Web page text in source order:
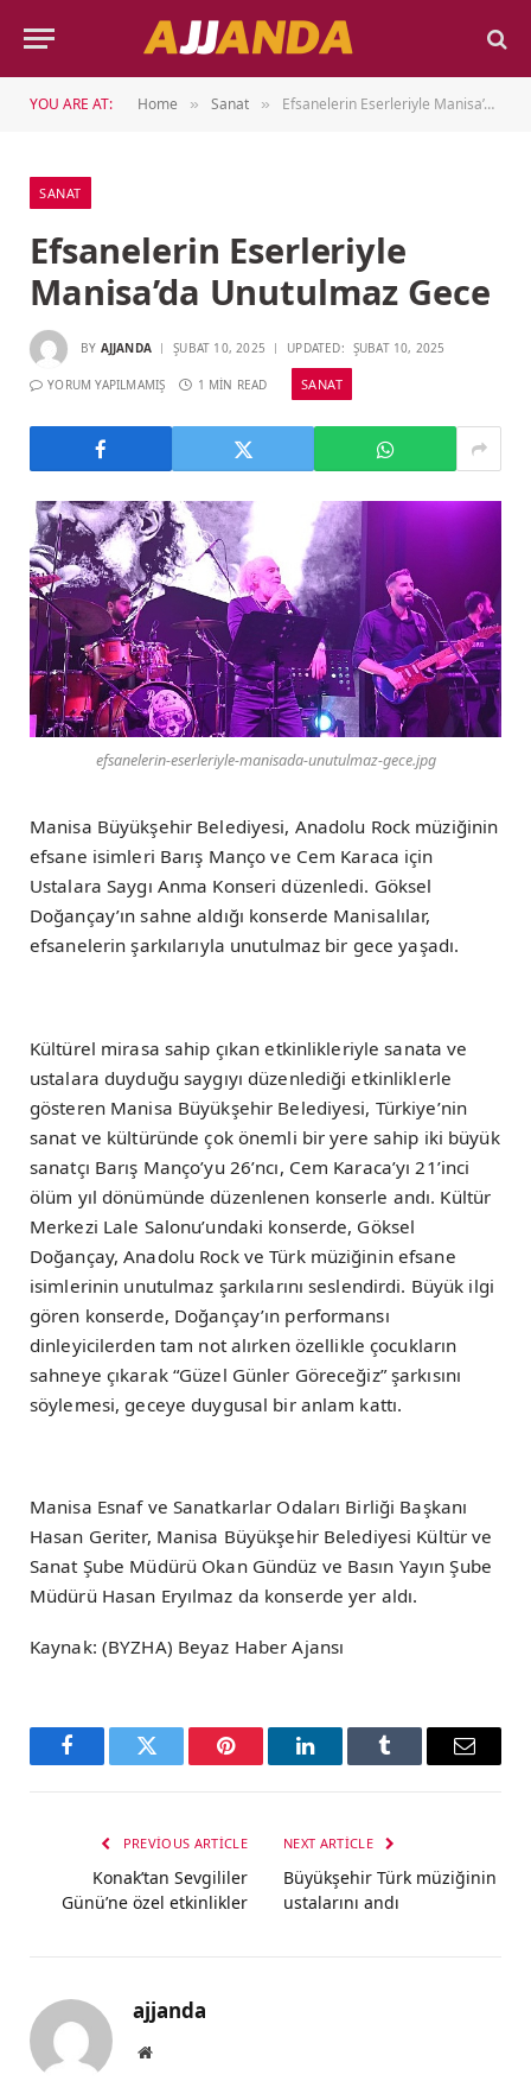
YOU ARE AT: Home » Sanat » Efsanelerin Eserleriyle Manisa’da Unutulmaz Gece
SANAT
Efsanelerin Eserleriyle
Manisa’da Unutulmaz Gece
BY AJJANDA ŞUBAT 10, 2025 UPDATED: ŞUBAT 10, 2025
YORUM YAPILMAMIŞ 1 MIN READ SANAT
efsanelerin-eserleriyle-manisada-unutulmaz-gece.jpg
Manisa Büyükşehir Belediyesi, Anadolu Rock müziğinin
efsane isimleri Barış Manço ve Cem Karaca için
Ustalara Saygı Anma Konseri düzenledi. Göksel
Doğançay’ın sahne aldığı konserde Manisalılar,
efsanelerin şarkılarıyla unutulmaz bir gece yaşadı.
Kültürel mirasa sahip çıkan etkinlikleriyle sanata ve
ustalara duyduğu saygıyı düzenlediği etkinliklerle
gösteren Manisa Büyükşehir Belediyesi, Türkiye’nin
sanat ve kültüründe çok önemli bir yere sahip iki büyük
sanatçı Barış Manço’yu 26’ncı, Cem Karaca’yı 21’inci
ölüm yıl dönümünde düzenlenen konserle andı. Kültür
Merkezi Lale Salonu’undaki konserde, Göksel
Doğançay, Anadolu Rock ve Türk müziğinin efsane
isimlerinin unutulmaz şarkılarını seslendirdi. Büyük ilgi
gören konserde, Doğançay’ın performansı
dinleyicilerden tam not alırken özellikle çocukların
sahneye çıkarak “Güzel Günler Göreceğiz” şarkısını
söylemesi, geceye duygusal bir anlam kattı.
Manisa Esnaf ve Sanatkarlar Odaları Birliği Başkanı
Hasan Geriter, Manisa Büyükşehir Belediyesi Kültür ve
Sanat Şube Müdürü Okan Gündüz ve Basın Yayın Şube
Müdürü Hasan Eryılmaz da konserde yer aldı.
Kaynak: (BYZHA) Beyaz Haber Ajansı
FacebookTwitter Pinterest LinkedInTumblr Email
PREVIOUS ARTICLE
Konak’tan Sevgililer
Günü’ne özel etkinlikler
NEXT ARTICLE
Büyükşehir Türk müziğinin
ustalarını andı
ajjanda
Website